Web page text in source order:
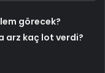
görecek?
arz kaç lot verdi?